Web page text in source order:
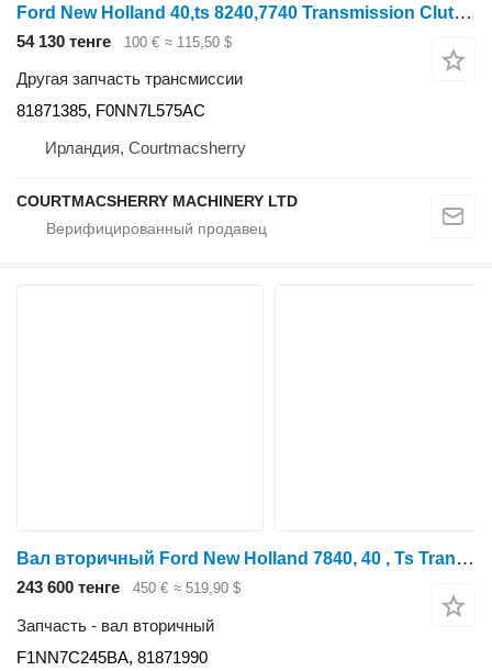
Ford New Holland 40,ts 8240,7740 Transmission Clutch Valve 81871385, для трактора колесного
54 130 тенге 100 € ≈ 115,50 $
Другая запчасть трансмиссии
81871385, F0NN7L575AC
Ирландия, Courtmacsherry
COURTMACSHERRY MACHINERY LTD
Вал вторичный Ford New Holland 7840, 40 , Ts Transmission Shaft Output 81871990, F F1NN7C245BA для трактора колесного
243 600 тенге 450 € ≈ 519,90 $
Запчасть - вал вторичный
F1NN7C245BA, 81871990